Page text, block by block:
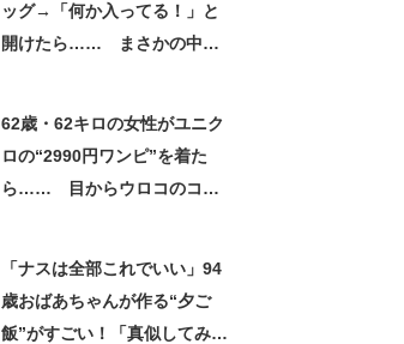
ッグ→「何か入ってる！」と
開けたら…… まさかの中身
62歳・62キロの女性がユニク
ロの“2990円ワンピ”を着た
ら…… 目からウロコのコー
「ナスは全部これでいい」94
歳おばあちゃんが作る“夕ご
飯”がすごい！「真似してみま